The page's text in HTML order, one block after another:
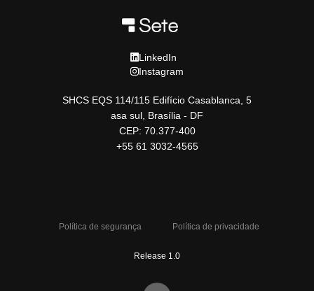
LinkedIn
Instagram
SHCS EQS 114/115 Edifício Casablanca, 5
asa sul, Brasília - DF
CEP: 70.377-400
+55 61 3032-4565
Política de segurança Política de privacidade
Release 1.0